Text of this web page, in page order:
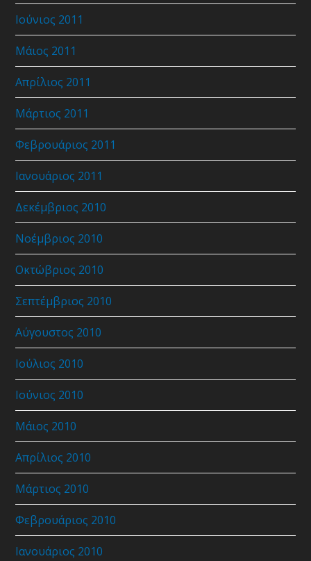
Ιούνιος 2011
Μάιος 2011
Απρίλιος 2011
Μάρτιος 2011
Φεβρουάριος 2011
Ιανουάριος 2011
Δεκέμβριος 2010
Νοέμβριος 2010
Οκτώβριος 2010
Σεπτέμβριος 2010
Αύγουστος 2010
Ιούλιος 2010
Ιούνιος 2010
Μάιος 2010
Απρίλιος 2010
Μάρτιος 2010
Φεβρουάριος 2010
Ιανουάριος 2010